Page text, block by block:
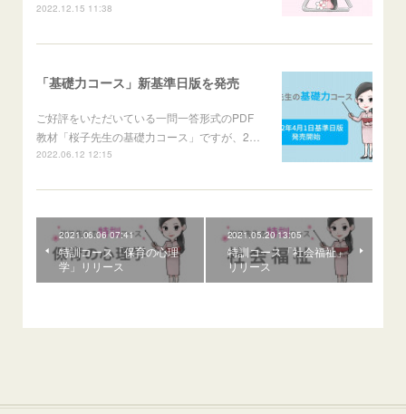
2022.12.15 11:38
「基礎力コース」新基準日版を発売
ご好評をいただいている一問一答形式のPDF
教材「桜子先生の基礎力コース」ですが、2…
2022.06.12 12:15
2021.06.06 07:41
特訓コース「保育の心理
学」リリース
2021.05.20 13:05
特訓コース「社会福祉」
リリース